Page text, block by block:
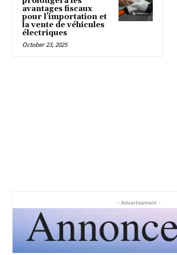
avantages fiscaux
pour l’importation et
la vente de véhicules
électriques
October 23, 2025
- Advertisement -